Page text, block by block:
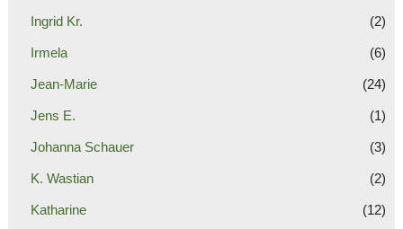
Ingrid Kr. (2)
Irmela (6)
Jean-Marie (24)
Jens E. (1)
Johanna Schauer (3)
K. Wastian (2)
Katharine (12)